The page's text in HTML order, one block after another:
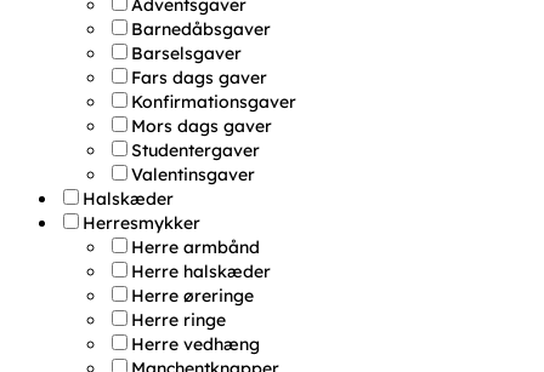
Adventsgaver
Barnedåbsgaver
Barselsgaver
Fars dags gaver
Konfirmationsgaver
Mors dags gaver
Studentergaver
Valentinsgaver
Halskæder
Herresmykker
Herre armbånd
Herre halskæder
Herre øreringe
Herre ringe
Herre vedhæng